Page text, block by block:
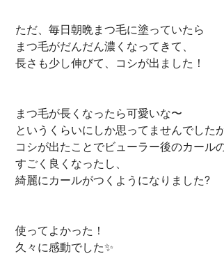
ただ、毎日朝晩まつ毛に塗っていたら
まつ毛がだんだん濃くなってきて、
長さも少し伸びて、コシが出ました！
まつ毛が長くなったら可愛いな〜
というくらいにしか思ってませんでしたが
コシが出たことでビューラー後のカール
すごく良くなったし、
綺麗にカールがつくようになりました?
使ってよかった！
久々に感動でした✨